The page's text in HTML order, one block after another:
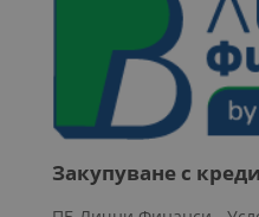
Закупуване с